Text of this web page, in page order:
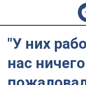
"У них
нас